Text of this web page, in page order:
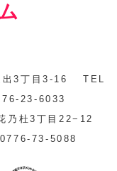
出3丁目3-16
TEL
23-6033
乃杜3丁目22−12
0776-73-5088